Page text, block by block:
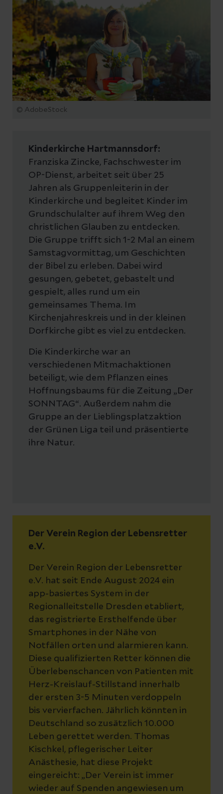
© AdobeStock
Kinderkirche Hartmannsdorf:
Franziska Zincke, Fachschwester im
OP-Dienst, arbeitet seit über 25
Jahren als Gruppenleiterin in der
Kinderkirche und begleitet Kinder im
Grundschulalter auf ihrem Weg den
christlichen Glauben zu entdecken.
Die Gruppe trifft sich 1-2 Mal an einem
Samstagvormittag, um Geschichten
der Bibel zu erleben. Dabei wird
gesungen, gebetet, gebastelt und
gespielt, alles rund um ein
gemeinsames Thema. Im
Kirchenjahreskreis und in der kleinen
Dorfkirche gibt es viel zu entdecken.
Die Kinderkirche war an
verschiedenen Mitmachaktionen
beteiligt, wie dem Pflanzen eines
Hoffnungsbaums für die Zeitung „Der
SONNTAG“. Außerdem nahm die
Gruppe an der Lieblingsplatzaktion
der Grünen Liga teil und präsentierte
ihre Natur.
Der Verein Region der Lebensretter
e.V.
Der Verein Region der Lebensretter
e.V. hat seit Ende August 2024 ein
app-basiertes System in der
Regionalleitstelle Dresden etabliert,
das registrierte Ersthelfende über
Smartphones in der Nähe von
Notfällen orten und alarmieren kann.
Diese qualifizierten Retter können die
Überlebenschancen von Patienten mit
Herz-Kreislauf-Stillstand innerhalb
der ersten 3-5 Minuten verdoppeln
bis vervierfachen. Jährlich könnten in
Deutschland so zusätzlich 10.000
Leben gerettet werden. Thomas
Kischkel, pflegerischer Leiter
Anästhesie, hat diese Projekt
eingereicht: „Der Verein ist immer
wieder auf Spenden angewiesen um